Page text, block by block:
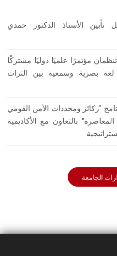
الأستاذ الدكتور حمدي
تنظمان مؤتمرًا علميًا دوليًا مشتركًا
لغة بصرية وسمعية بين التراث
"ركائز ومحددات الأمن القومي
بالتعاون مع الأكاديمية
الجامعة